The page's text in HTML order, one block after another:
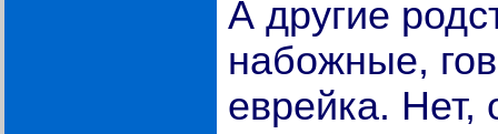
А другие
набожные,
еврейка. Нет,